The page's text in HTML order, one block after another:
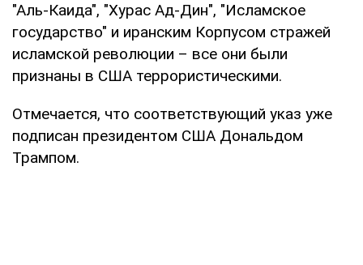
"Аль-Каида", "Хурас Ад-Дин", "Исламское
государство" и иранским Корпусом стражей
исламской революции – все они были
признаны в США террористическими.
Отмечается, что соответствующий указ уже
подписан президентом США Дональдом
Трампом.